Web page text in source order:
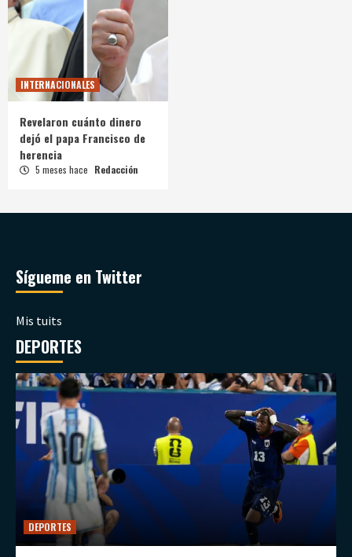
INTERNACIONALES
Revelaron cuánto dinero
dejó el papa Francisco de
herencia
5 meses hace Redacción
Sígueme en Twitter
Mis tuits
DEPORTES
DEPORTES